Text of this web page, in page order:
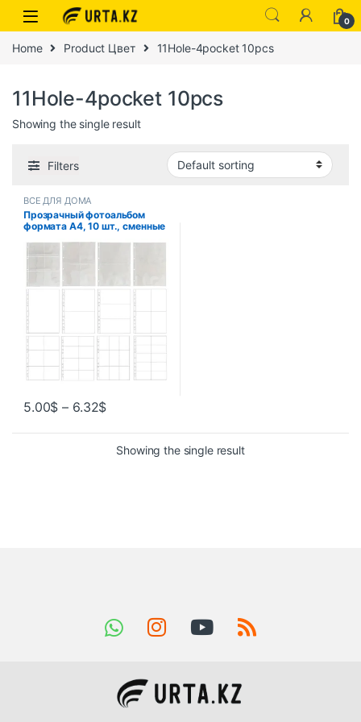
0
Home Product Цвет 11Hole-4pocket 10pcs
11Hole-4pocket 10pcs
Showing the single result
Filters
ВСЕ ДЛЯ ДОМА
Прозрачный фотоальбом
формата А4, 10 шт., сменные
файлов, 4/11 отверстий, 6 × 4,
8 × 10, 4/11, папка с
кольцами, фотокарточки,
открытки, тетрадь
5.00$ – 6.32$
Showing the single result